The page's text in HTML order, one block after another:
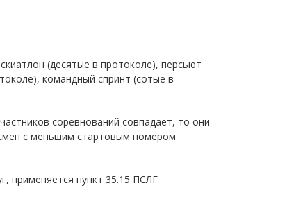
(десятые в протоколе), персьют
командный спринт (сотые в
соревнований совпадает, то они
с меньшим стартовым номером
применяется пункт 35.15 ПСЛГ